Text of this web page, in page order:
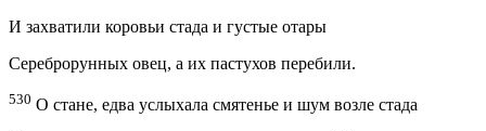
И захватили коровьи стада и густые отары
Сереброрунных овец, а их пастухов перебили.
530 О стане, едва услыхала смятенье и шум возле стада